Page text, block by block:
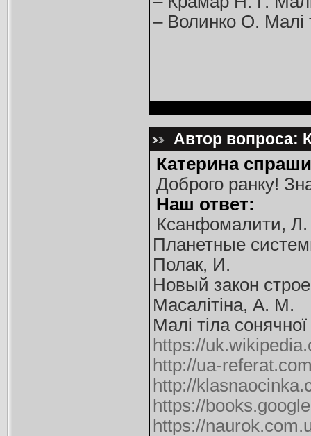
– Волинко О. Малі
Автор вопроса:
Катерина
Доброго ранку!
Наш ответ:
Ксанфомалити, Л.
Планетные
Полак, И.
Новый закон
Масалітіна, А. М.
Малі тіла
https://
http://ua-
http://
https://
https://